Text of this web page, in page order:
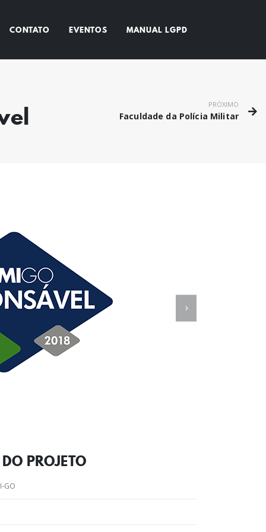
CONTATO EVENTOS MANUAL LGPD
PRÓXIMO
Faculdade da Polícia Militar
PROJETO
GO